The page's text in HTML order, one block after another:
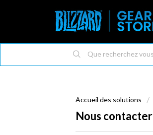
Accueil des solutions
Nous contacter